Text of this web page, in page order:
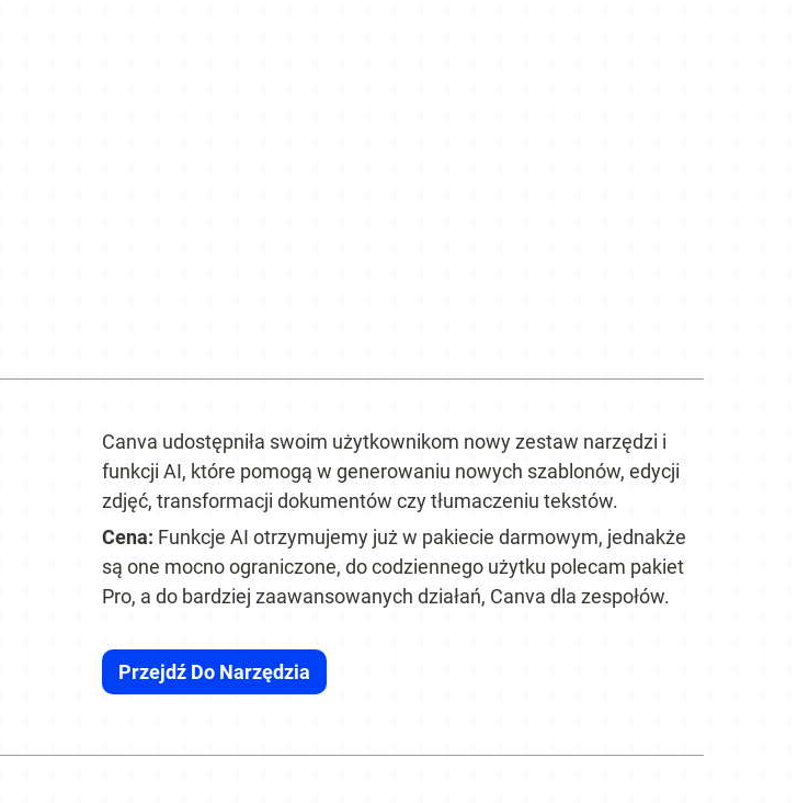
Canva udostępniła swoim użytkownikom nowy zestaw narzędzi i
funkcji AI, które pomogą w generowaniu nowych szablonów, edycji
zdjęć, transformacji dokumentów czy tłumaczeniu tekstów.
Cena: Funkcje AI otrzymujemy już w pakiecie darmowym, jednakże
są one mocno ograniczone, do codziennego użytku polecam pakiet
Pro, a do bardziej zaawansowanych działań, Canva dla zespołów.
Przejdź Do Narzędzia